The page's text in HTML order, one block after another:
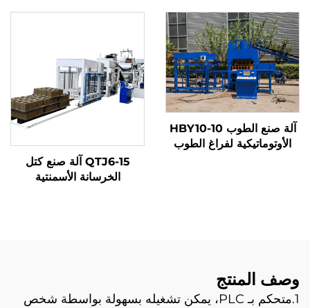
آلة صنع الطوب HBY10-10
الأوتوماتيكية لفراغ الطوب
QTJ6-15 آلة صنع كتل
الخرسانة الأسمنتية
وصف المنتج
1.متحكم بـ PLC، يمكن تشغيله بسهولة بواسطة شخص